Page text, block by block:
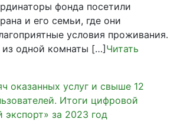
фонда посетили
и его семьи, где они
условия проживания.
одной комнаты […] Читать